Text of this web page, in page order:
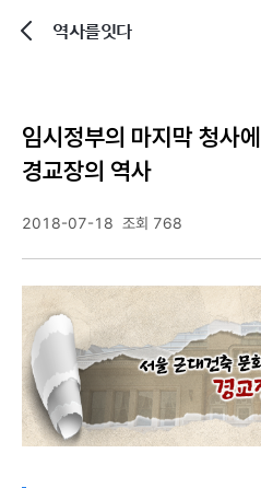
역사를잇다
임시정부의 마지막 청사
경교장의 역사
2018-07-18 조회 768